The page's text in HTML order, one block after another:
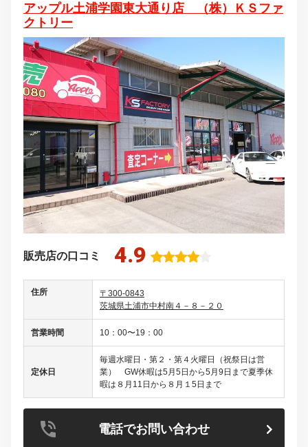
アップル土浦学園東大通り店 （株）ＫＳファ
クトリー
販売店の口コミ 4.9
住所
〒300-0843
茨城県土浦市中村南４－８－２０
営業時間 10：00〜19：00
定休日
毎週水曜日・第２・第４火曜日（祝祭日は営
業） GW休暇は5月5日から5月9日まで夏季休
暇は８月11日から８月１5日まで
電話でお問い合わせ